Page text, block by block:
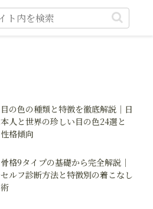
目の色の種類と特徴を徹底解説｜日
本人と世界の珍しい目の色24選と
性格傾向
骨格9タイプの基礎から完全解説｜
セルフ診断方法と特徴別の着こなし
術